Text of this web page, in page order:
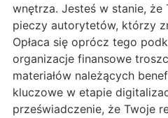
wnętrza. Jesteś w stanie, że
pieczy autorytetów, którzy
Opłaca się oprócz tego
organizacje finansowe
materiałów należących
kluczowe w etapie
przeświadczenie, że Twoje